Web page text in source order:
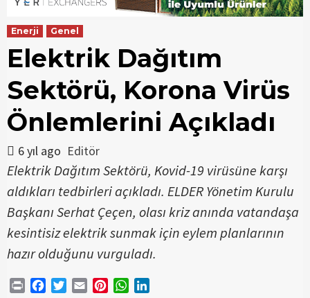
Enerji Genel
Elektrik Dağıtım
Sektörü, Korona Virüs
Önlemlerini Açıkladı
6 yıl ago Editör
Elektrik Dağıtım Sektörü, Kovid-19 virüsüne karşı
aldıkları tedbirleri açıkladı. ELDER Yönetim Kurulu
Başkanı Serhat Çeçen, olası kriz anında vatandaşa
kesintisiz elektrik sunmak için eylem planlarının
hazır olduğunu vurguladı.
Print FacebookTwitterEmail PinterestWhatsApp